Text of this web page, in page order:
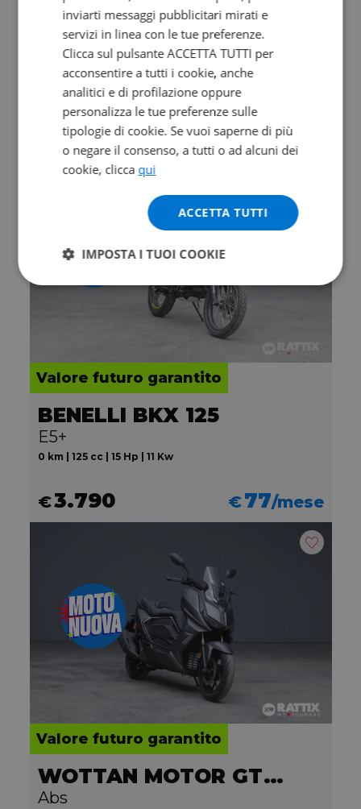
Valore futuro garantito
ZONTES ZT 368 G
Abs my26
0 km | 368 cc | 38.7 Hp | 28.5 Kw
6.690 €122.8/mese
Valore futuro garantito
BENELLI BKX 125
E5+
0 km | 125 cc | 15 Hp | 11 Kw
€3.790 €77/mese
Valore futuro garantito
WOTTAN MOTOR GT2 300
Abs
inviarti messaggi pubblicitari mirati e
servizi in linea con le tue preferenze.
Clicca sul pulsante ACCETTA TUTTI per
acconsentire a tutti i cookie, anche
analitici e di profilazione oppure
personalizza le tue preferenze sulle
tipologie di cookie. Se vuoi saperne di più
o negare il consenso, a tutti o ad alcuni dei
cookie, clicca qui
ACCETTA TUTTI
IMPOSTA I TUOI COOKIE